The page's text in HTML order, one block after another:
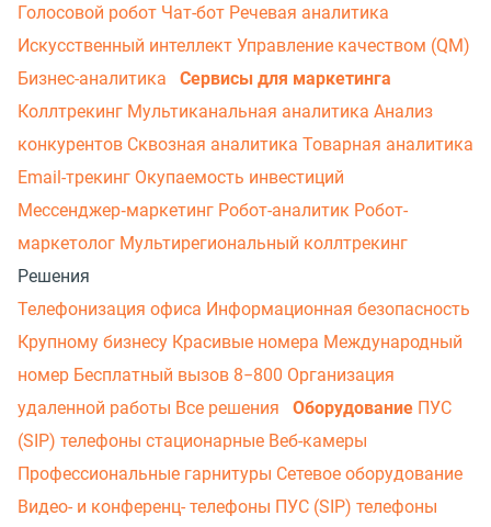
Голосовой робот Чат-бот Речевая аналитика
Искусственный интеллект Управление качеством (QM)
Бизнес-аналитика
Сервисы для маркетинга
Коллтрекинг Мультиканальная аналитика Анализ
конкурентов Сквозная аналитика Товарная аналитика
Email-трекинг Окупаемость инвестиций
Мессенджер‑маркетинг Робот-аналитик Робот-
маркетолог Мультирегиональный коллтрекинг
Решения
Телефонизация офиса Информационная безопасность
Крупному бизнесу Красивые номера Международный
номер Бесплатный вызов 8−800 Организация
удаленной работы Все решения Оборудование ПУС
(SIP) телефоны стационарные Веб-камеры
Профессиональные гарнитуры Сетевое оборудование
Видео- и конференц- телефоны ПУС (SIP) телефоны